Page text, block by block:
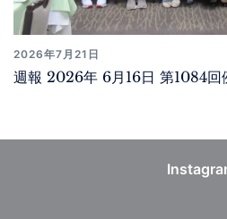
2026年7月21日
週報 2026年 6月16日 第1084回